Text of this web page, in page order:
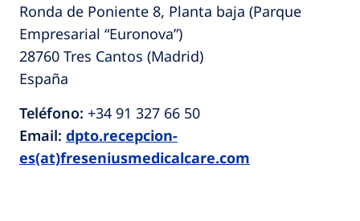
Ronda de Poniente 8, Planta baja (Parque
Empresarial “Euronova”)
28760 Tres Cantos (Madrid)
España
Teléfono: +34 91 327 66 50
Email: dpto.recepcion-
es(at)freseniusmedicalcare.com